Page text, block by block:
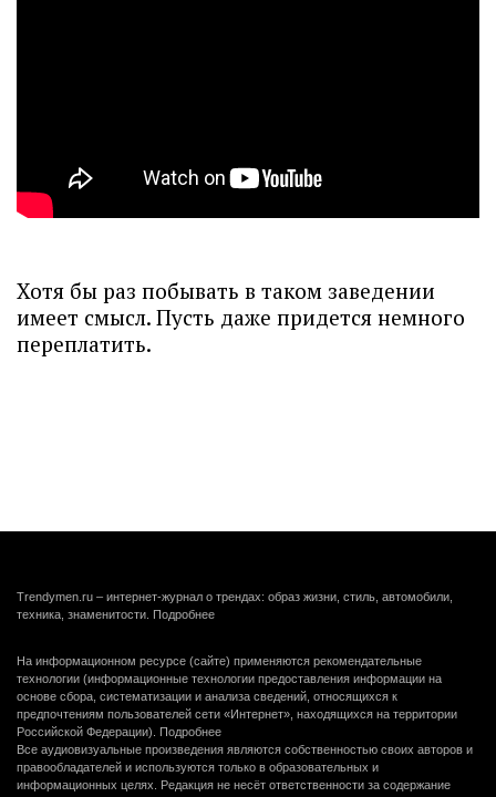
Хотя бы раз побывать в таком заведении
имеет смысл. Пусть даже придется немного
переплатить.
Trendymen.ru – интернет-журнал о трендах: образ жизни, стиль, автомобили,
техника, знаменитости. Подробнее
На информационном ресурсе (сайте) применяются рекомендательные
технологии (информационные технологии предоставления информации на
основе сбора, систематизации и анализа сведений, относящихся к
предпочтениям пользователей сети «Интернет», находящихся на территории
Российской Федерации). Подробнее
Все аудиовизуальные произведения являются собственностью своих авторов и
правообладателей и используются только в образовательных и
информационных целях. Редакция не несёт ответственности за содержание